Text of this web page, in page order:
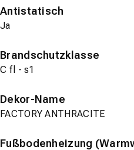
Antistatisch
Ja
Brandschutzklasse
C fl - s1
Dekor-Name
FACTORY ANTHRACITE
Fußbodenheizung